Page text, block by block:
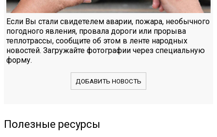
Если Вы стали свидетелем аварии, пожара, необычного
погодного явления, провала дороги или прорыва
теплотрассы, сообщите об этом в ленте народных
новостей. Загружайте фотографии через специальную
форму.
ДОБАВИТЬ НОВОСТЬ
Полезные ресурсы